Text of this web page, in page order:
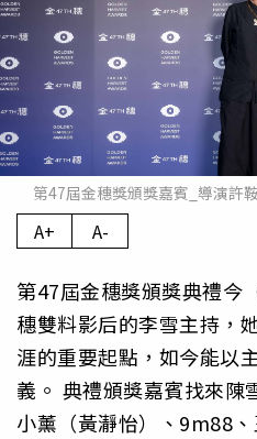
第47屆金穗獎頒獎嘉賓_導演許
A+ A-
第47屆金穗獎頒獎典禮今
穗雙料影后的李雪主持，
涯的重要起點，如今能以
義。 典禮頒獎嘉賓找來陳
小薰（黃瀞怡）、9m88